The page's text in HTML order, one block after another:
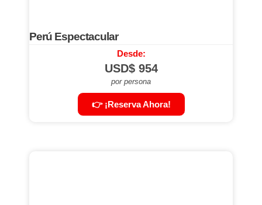
Perú Espectacular
Desde:
USD$954
por persona
👉 ¡Reserva Ahora!